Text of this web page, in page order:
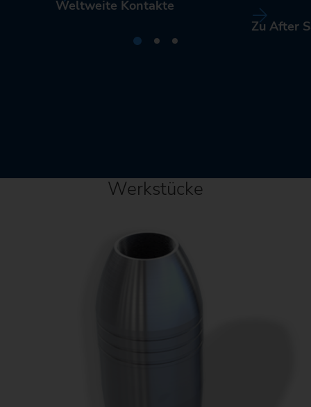
Weltweite Kontakte
Zu After
Werkstücke